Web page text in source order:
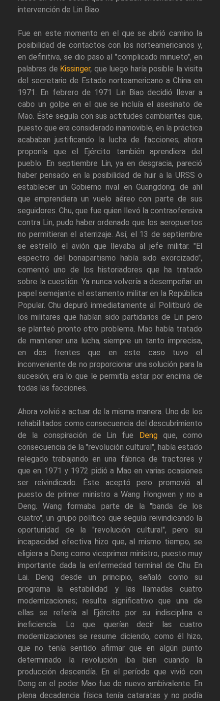
intervención de Lin Biao.
Fue en este momento en el que se abrió camino la
posibilidad de contactos con los norteamericanos y,
en definitiva, se dio paso al "complicado minueto", en
palabras de Kissinger, que luego haría posible la visita
del secretario de Estado norteamericano a China en
1971. En febrero de 1971 Lin Biao decidió llevar a
cabo un golpe en el que se incluía el asesinato de
Mao. Éste seguía con sus actitudes cambiantes que,
puesto que era considerado inamovible, en la práctica
acababan justificando la lucha de facciones; ahora
proponía que el Ejército también aprendiera del
pueblo. En septiembre Lin, ya en desgracia, pareció
haber pensado en la posibilidad de huir a la URSS o
establecer un Gobierno rival en Guangdong; de ahí
que emprendiera un vuelo aéreo con parte de sus
seguidores. Chu, que fue quien llevó la contraofensiva
contra Lin, pudo haber ordenado que los aeropuertos
no permitieran el aterrizaje. Así, el 13 de septiembre
se estrelló el avión que llevaba al jefe militar. "El
espectro del bonapartismo había sido exorcizado",
comentó uno de los historiadores que ha tratado
sobre la cuestión. Ya nunca volvería a desempeñar un
papel semejante el estamento militar en la República
Popular. Chu depuró inmediatamente al Politburó de
los militares que habían sido partidarios de Lin pero
se planteó pronto otro problema. Mao había tratado
de mantener una lucha, siempre un tanto imprecisa,
en dos frentes que en este caso tuvo el
inconveniente de no proporcionar una solución para la
sucesión; era lo que le permitía estar por encima de
todas las facciones.
Ahora volvió a actuar de la misma manera. Uno de los
rehabilitados como consecuencia del descubrimiento
de la conspiración de Lin fue
Dengque, como
consecuencia de la "revolución cultural", había estado
relegado trabajando en una fábrica de tractores y
que en 1971 y 1972 pidió a Mao en varias ocasiones
ser reivindicado. Éste aceptó pero promovió al
puesto de primer ministro a Wang Hongwen y no a
Deng. Wang formaba parte de la "banda de los
cuatro", un grupo político que seguía reivindicando la
oportunidad de la "revolución cultural", pero su
incapacidad efectiva hizo que, al mismo tiempo, se
eligiera a Deng como viceprimer ministro, puesto muy
importante dada la enfermedad terminal de Chu En
Lai. Deng desde un principio, señaló como su
programa la estabilidad y las llamadas cuatro
modernizaciones; resulta significativo que una de
ellas se refería al Ejército por su indisciplina e
ineficiencia. Lo que querían decir las cuatro
modernizaciones se resume diciendo, como él hizo,
que no tenía sentido afirmar que en algún punto
determinado la revolución iba bien cuando la
producción descendía. En el período que vivió con
Deng en el poder Mao fue de nuevo ambivalente. En
plena decadencia física tenía cataratas y no podía